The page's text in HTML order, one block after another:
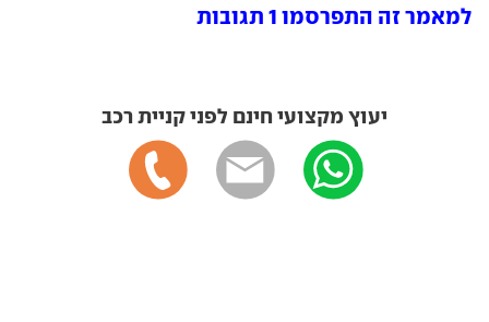
למאמר זה התפרסמו 1 תגובות
יעוץ מקצועי חינם לפני קניית רכב